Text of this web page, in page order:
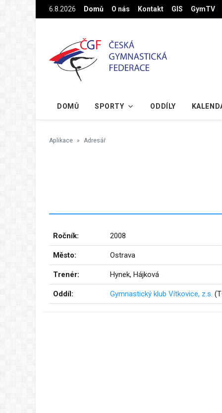
Na hlavní obsah6.8.2026 Domů O nás Kontakt GIS GymTV
DOMŮ SPORTY ODDÍLY
Aplikace Adresář
Ročník: 2008
Město: Ostrava
Trenér: Hynek, Hájková
Oddíl: Gymnastický klub Vítkovice, z.s.